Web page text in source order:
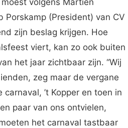
Porskamp (President) van CV
zijn beslag krijgen. Hoe
viert, kan zo ook buiten
het jaar zichtbaar zijn. “Wij
zeg maar de vergane
carnaval, ’t Kopper en toen in
paar van ons ontvielen,
het carnaval tastbaar